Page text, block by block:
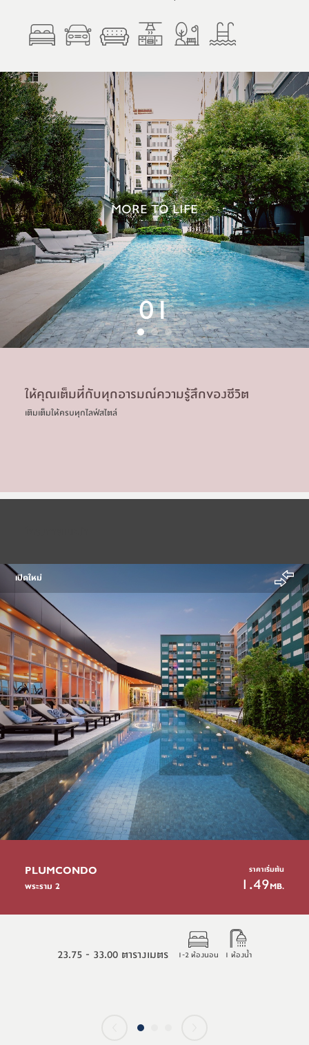
MORE TO LIFE
01
ให้คุณเต็มที่กับทุกอารมณ์ความรู้สึกของชีวิต
เติมเต็มให้ครบทุกไลฟ์สไตล์
เปิดใหม่
PLUMCONDO
พระราม 2
ราคาเริ่มต้น
1.49MB.
23.75 - 33.00 ตารางเมตร 1-2 ห้องนอน 1 ห้องน้ำ